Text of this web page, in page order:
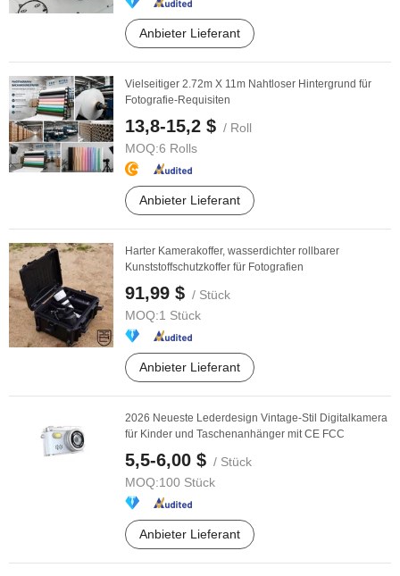
Anbieter Lieferant
Vielseitiger 2.72m X 11m Nahtloser Hintergrund für
Fotografie-Requisiten
13,8-15,2 $ / Roll
MOQ:6 Rolls
Anbieter Lieferant
Harter Kamerakoffer, wasserdichter rollbarer
Kunststoffschutzkoffer für Fotografien
91,99 $ / Stück
MOQ:1 Stück
Anbieter Lieferant
2026 Neueste Lederdesign Vintage-Stil Digitalkamera
für Kinder und Taschenanhänger mit CE FCC
5,5-6,00 $ / Stück
MOQ:100 Stück
Anbieter Lieferant